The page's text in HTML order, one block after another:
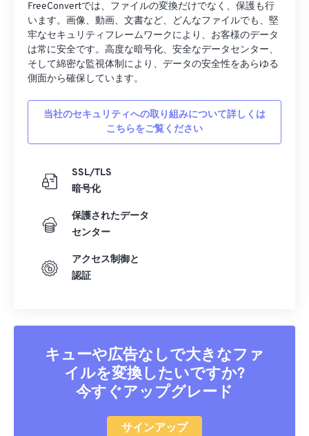
FreeConvertでは、ファイルの変換だけでなく、保護も行
います。画像、動画、文書など、どんなファイルでも、堅
牢なセキュリティフレームワークにより、お客様のデータ
は常に安全です。高度な暗号化、安全なデータセンター、
そして綿密な監視体制により、データの安全性をあらゆる
側面から確保しています。
当社のセキュリティへの取り組みについて詳しくは
こちらをご覧ください
SSL/TLS
暗号化
保護されたデータ
センター
アクセス制御と
認証
キューや広告なしで大きなファ
イルを変換したいですか?
今すぐアップグレード
サインアップ